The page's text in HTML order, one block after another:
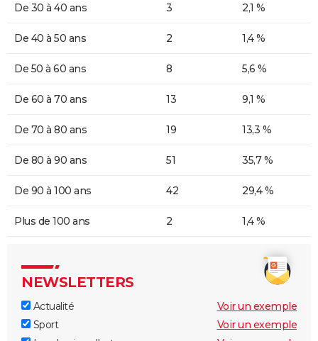
De 30 à 40 ans 3 2,1 %
De 40 à 50 ans 2 1,4 %
De 50 à 60 ans 8 5,6 %
De 60 à 70 ans 13 9,1 %
De 70 à 80 ans 19 13,3 %
De 80 à 90 ans 51 35,7 %
De 90 à 100 ans 42 29,4 %
Plus de 100 ans 2 1,4 %
NEWSLETTERS
Actualité
Voir un exemple
Sport
Voir un exemple